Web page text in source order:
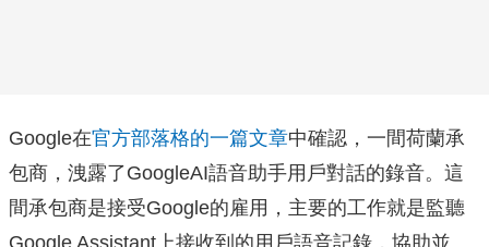
Google在官方部落格的一篇文章中確認，一間荷蘭承
包商，洩露了GoogleAI語音助手用戶對話的錄音。這
間承包商是接受Google的雇用，主要的工作就是監聽
Google Assistant上接收到的用戶語音記錄，協助並